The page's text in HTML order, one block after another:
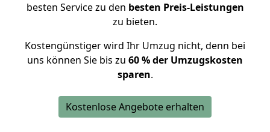
besten Service zu den besten Preis-Leistungen
zu bieten.
Kostengünstiger wird Ihr Umzug nicht, denn bei
uns können Sie bis zu 60 % der Umzugskosten
sparen.
Kostenlose Angebote erhalten